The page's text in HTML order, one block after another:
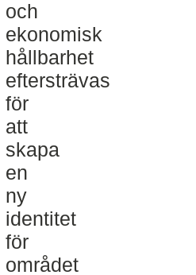
och
ekonomisk
hållbarhet
eftersträvas
för
att
skapa
en
ny
identitet
för
området